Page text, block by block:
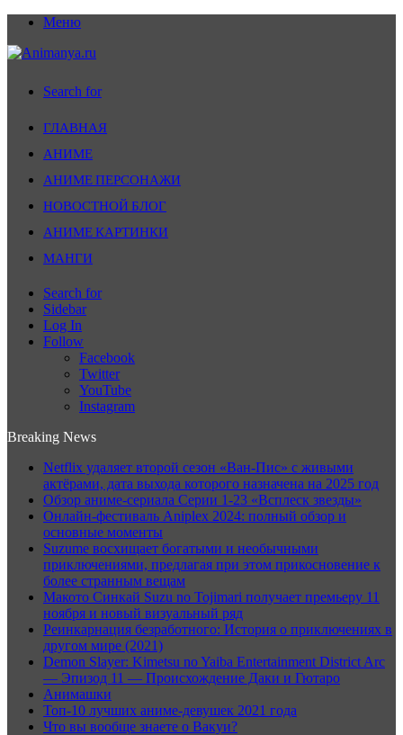
Меню
Search for
ГЛАВНАЯ
АНИМЕ
АНИМЕ ПЕРСОНАЖИ
НОВОСТНОЙ БЛОГ
АНИМЕ КАРТИНКИ
МАНГИ
Search for
Sidebar
Log In
Follow
Facebook
Twitter
YouTube
Instagram
Breaking News
Netflix удаляет второй сезон «Ван-Пис» с живыми
актёрами, дата выхода которого назначена на 2025 год
Обзор аниме-сериала Серии 1-23 «Всплеск звезды»
Онлайн-фестиваль Aniplex 2024: полный обзор и
основные моменты
Suzume восхищает богатыми и необычными
приключениями, предлагая при этом прикосновение к
более странным вещам
Макото Синкай Suzu no Tojimari получает премьеру 11
ноября и новый визуальный ряд
Реинкарнация безработного: История о приключениях в
другом мире (2021)
Demon Slayer: Kimetsu no Yaiba Entertainment District Arc
— Эпизод 11 — Происхождение Даки и Гютаро
Анимашки
Топ-10 лучших аниме-девушек 2021 года
Что вы вообще знаете о Вакуи?